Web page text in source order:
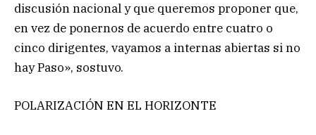
discusión nacional y que queremos proponer que,
en vez de ponernos de acuerdo entre cuatro o
cinco dirigentes, vayamos a internas abiertas si no
hay Paso», sostuvo.
POLARIZACIÓN EN EL HORIZONTE